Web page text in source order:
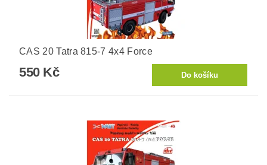
CAS 20 Tatra 815-7 4x4 Force
550 Kč